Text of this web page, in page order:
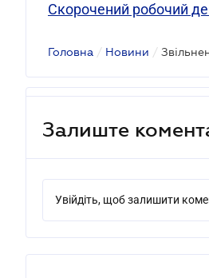
Скорочений робочий
Головна / Новини /
Залиште
Увійдіть, щоб залишити